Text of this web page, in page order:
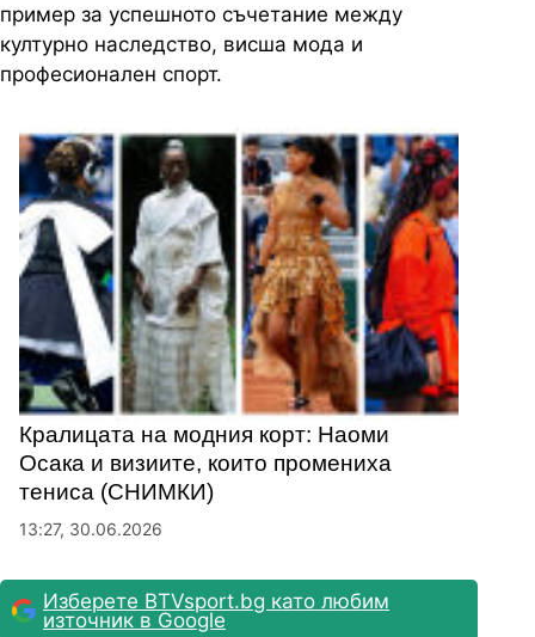
пример за успешното съчетание между
културно наследство, висша мода и
професионален спорт.
Кралицата на модния корт: Наоми
Осака и визиите, които промениха
тениса (СНИМКИ)
13:27, 30.06.2026
Изберете BTVsport.bg като любим
източник в Google